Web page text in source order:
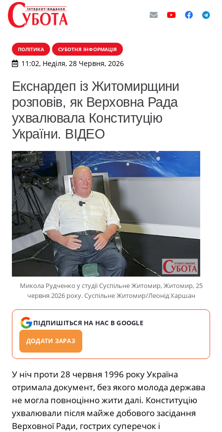
ПОЛІТИКА СУБОТНЯ ІНФОРМАЦІЯ
11:02, Неділя, 28 Червня, 2026
Екснардеп із Житомирщини
розповів, як Верховна Рада
ухвалювала Конституцію
України. ВІДЕО
Микола Рудченко у студії Суспільне Житомир, Житомир, 25
червня 2026 року. Суспільне Житомир/Леонід Харшан
ПІДПИШІТЬСЯ НА НАС В GOOGLE
ДОДАТИ ЗАРАЗ
У ніч проти 28 червня 1996 року Україна
отримала документ, без якого молода держава
не могла повноцінно жити далі. Конституцію
ухвалювали після майже добового засідання
Верховної Ради, гострих суперечок і